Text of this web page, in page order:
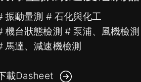
振動量測 # 石化與化工
機台狀態檢測 # 泵浦、風機檢測
馬達、減速機檢測
載Dasheet